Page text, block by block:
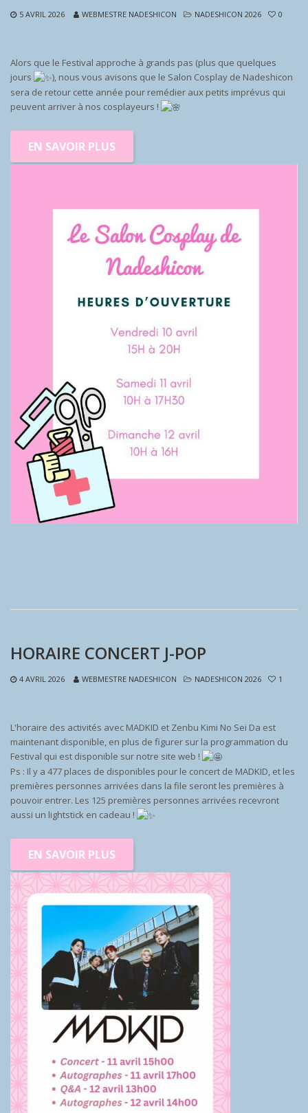
5 AVRIL 2026 WEBMESTRE NADESHICON NADESHICON 2026 0
Alors que le Festival approche à grands pas (plus que quelques
jours
), nous vous avisons que le Salon Cosplay de Nadeshicon
sera de retour cette année pour remédier aux petits imprévus qui
peuvent arriver à nos cosplayeurs !
EN SAVOIR PLUS
HORAIRE CONCERT J-POP
4 AVRIL 2026 WEBMESTRE NADESHICON NADESHICON 2026 1
L'horaire des activités avec MADKID et Zenbu Kimi No Sei Da est
maintenant disponible, en plus de figurer sur la programmation du
Festival qui est disponible sur notre site web !
Ps : Il y a 477 places de disponibles pour le concert de MADKID, et les
premières personnes arrivées dans la file seront les premières à
pouvoir entrer. Les 125 premières personnes arrivées recevront
aussi un lightstick en cadeau !
EN SAVOIR PLUS